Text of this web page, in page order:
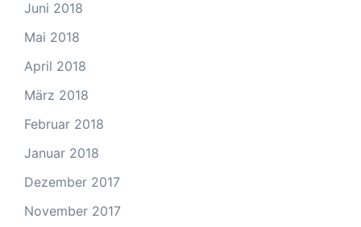
Juni 2018
Mai 2018
April 2018
März 2018
Februar 2018
Januar 2018
Dezember 2017
November 2017